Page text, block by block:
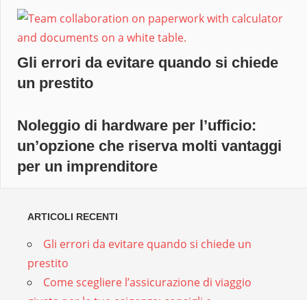
Gli errori da evitare quando si chiede
un prestito
Noleggio di hardware per l’ufficio:
un’opzione che riserva molti vantaggi
per un imprenditore
ARTICOLI RECENTI
Gli errori da evitare quando si chiede un
prestito
Come scegliere l’assicurazione di viaggio